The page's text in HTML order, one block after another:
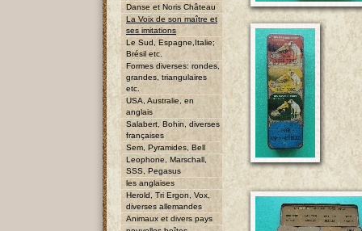
Danse et Noris Château
La Voix de son maître et
ses imitations
Le Sud, Espagne,Italie;
Brésil etc.
Formes diverses: rondes,
grandes, triangulaires
etc.
USA, Australie, en
anglais
Salabert, Bohin, diverses
françaises
Sem, Pyramides, Bell
Leophone, Marschall,
SSS, Pegasus
les anglaises
Herold, Tri Ergon, Vox,
diverses allemandes
Animaux et divers pays